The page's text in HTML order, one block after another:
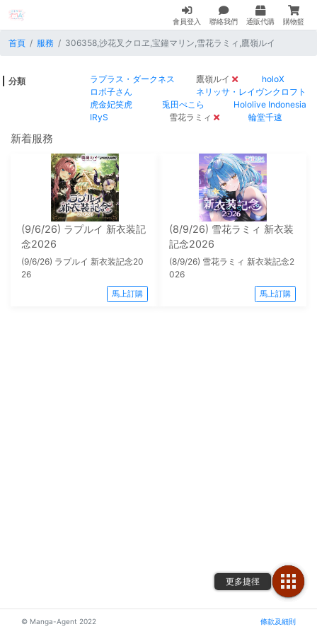
會員登入 聯絡我們 通販代購 購物籃
首頁 服務 306358,沙花叉クロヱ,宝鐘マリン,雪花ラミィ,鷹嶺ルイ
分類 ラプラス・ダークネス 鷹嶺ルイ
holoX
ロボ子さん
ネリッサ・レイヴンクロフト
虎金妃笑虎
兎田ぺこら
Hololive Indonesia
IRyS
雪花ラミィ 輪堂千速
新着服務
(9/6/26) ラプルイ 新衣装記
念2026
(9/6/26) ラプルイ 新衣装記念20
26
馬上訂購
(8/9/26) 雪花ラミィ 新衣装
記念2026
(8/9/26) 雪花ラミィ 新衣装記念2
026
馬上訂購
條款及細則
© Manga-Agent 2022